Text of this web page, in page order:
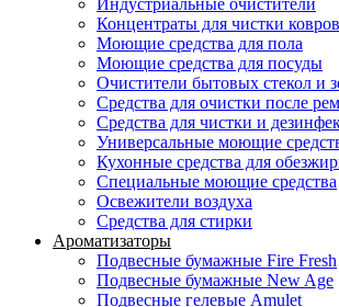
Индустриальные очистители
Концентраты для чистки
Моющие средства для пола
Моющие средства для посуды
Очистители бытовых стекол и
Средства для очистки после
Средства для чистки и
Универсальные моющие
Кухонные средства для
Специальные моющие средства
Освежители воздуха
Средства для стирки
Ароматизаторы
Подвесные бумажные Fire Fresh
Подвесные бумажные New Age
Подвесные гелевые Amulet